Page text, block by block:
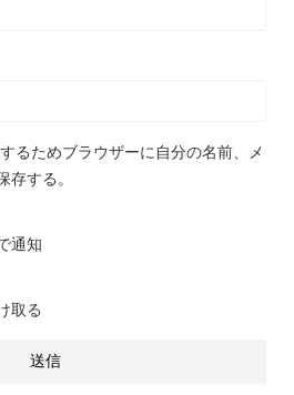
るためブラウザーに自分の名前、メ
存する。
通知
取る